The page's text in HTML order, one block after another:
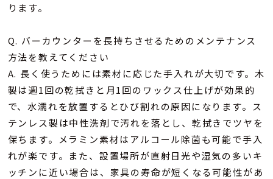
ります。
Q. バーカウンターを長持ちさせるためのメンテナンス
方法を教えてください
A. 長く使うためには素材に応じた手入れが大切です。木
製は週1回の乾拭きと月1回のワックス仕上げが効果的
で、水濡れを放置するとひび割れの原因になります。ス
テンレス製は中性洗剤で汚れを落とし、乾拭きでツヤを
保ちます。メラミン素材はアルコール除菌も可能で手入
れが楽です。また、設置場所が直射日光や湿気の多いキ
ッチンに近い場合は、家具の寿命が短くなる可能性があ